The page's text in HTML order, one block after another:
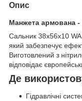
Опис
Манжета армована -
Сальник 38x56x10
який забезпечує
Виготовлений з
відповідає
Де
Гідравлічні